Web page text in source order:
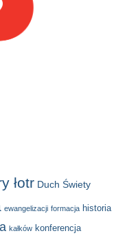
łotr Duch Świety
ewangelizacji formacja historia
kałków konferencja